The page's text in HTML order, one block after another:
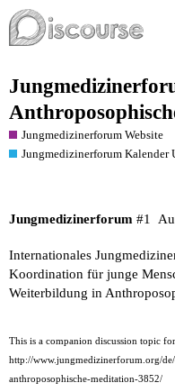
Jungmedizinerforum Website
Jungmedizinerforum Kalender
Jungmedizinerforum #1
Internationales
Koordination für junge
Weiterbildung in
This is a companion discussion topic
http://www.jungmedizinerforum.org/
anthroposophische-meditation-3852/